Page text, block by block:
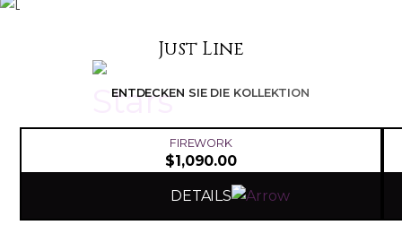
Just Line
ENTDECKEN SIE DIE KOLLEKTION
FIREWORK
$1,090.00
DETAILS